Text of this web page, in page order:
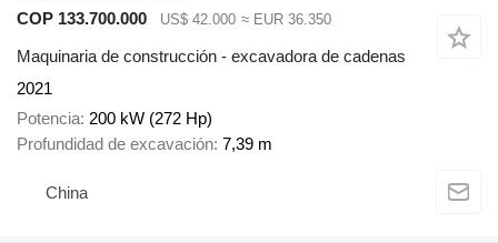
COP 133.700.000
US$ 42.000 ≈ EUR 36.350
Maquinaria de construcción - excavadora de cadenas
2021
Potencia 200 kW (272 Hp)
Profundidad de excavación 7,39 m
China